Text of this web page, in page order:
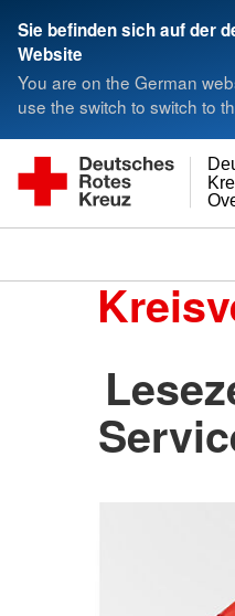
Sie befinden sich auf der
Website
You are on the German
use the switch to switch to